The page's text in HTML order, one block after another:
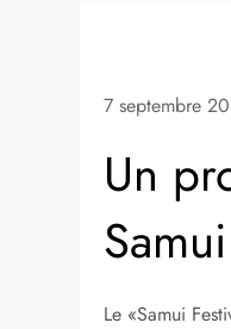
7 septembre
Un
Le «Samui